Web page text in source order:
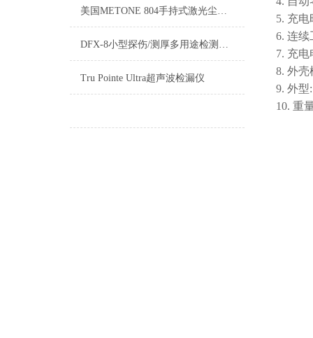
美国METONE 804手持式激光尘埃粒子计数器
DFX-8小型探伤/测厚多用途检测仪多种测量模式适应各种各样的检测场合
Tru Pointe Ultra超声波检漏仪
5. 充电
6. 连续
7. 充
8. 外壳
9. 外型
10. 重